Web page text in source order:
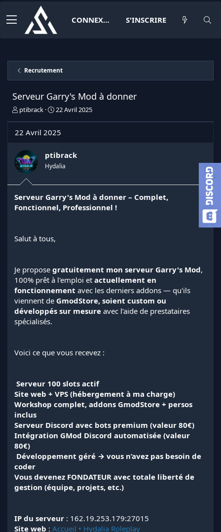
CONNEXION S'INSCRIRE
Recrutement
Serveur Garry's Mod à donner
I
t
a
t
e
u
d
e
i
u
s
i
o
n
ptibrack
D
e
e
d
é
t
22 Avril 2025
22 Avril 2025
ptibrack
Hydalia
Serveur Garry's Mod à donner – Complet,
Fonctionnel, Professionnel !
Salut à tous,
Je propose gratuitement mon serveur Garry's Mod,
100% prêt à l'emploi et actuellement en
fonctionnement avec les derniers addons — qu'ils
viennent de GmodStore, soient custom ou
développés sur mesure avec l’aide de prestataires
spécialisés.
Voici ce que vous recevez :
Serveur 100 slots actif
Site web + VPS (hébergement à ma charge)
Workshop complet, addons GmodStore + persos
inclus
Serveur Discord avec bots premium (valeur 80€)
Intégration GMod Discord automatisée (valeur
80€)
Développement géré → vous n’avez pas besoin de
coder
Vous devenez FONDATEUR avec totale liberté de
gestion (équipe, projets, etc.)
IP du serveur : 162.19.253.179:27015
Site web : Accueil • Hydalia Roleplay